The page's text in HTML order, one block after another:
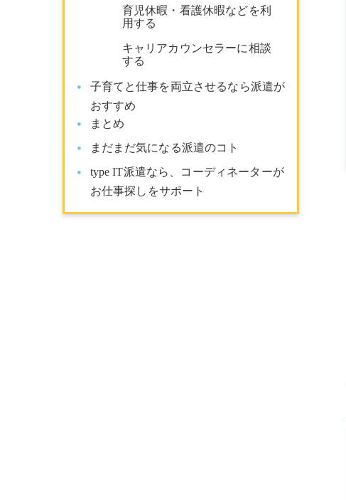
育児休暇・看護休暇などを利
用する
キャリアカウンセラーに相談
する
子育てと仕事を両立させるなら派遣が
おすすめ
まとめ
まだまだ気になる派遣のコト
type IT派遣なら、コーディネーターが
お仕事探しをサポート